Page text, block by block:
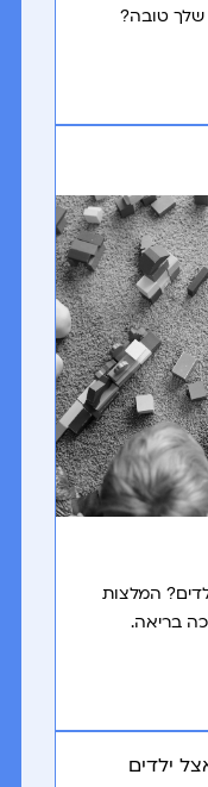
טובה?
המלצות
בריאה.
ילדים